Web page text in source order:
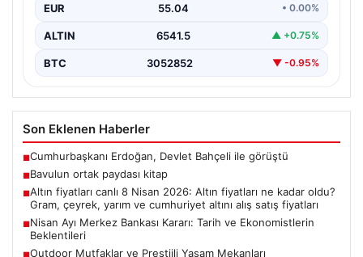
EUR 55.04 • 0.00%
ALTIN 6541.5 ▲ +0.75%
BTC 3052852 ▼ -0.95%
Son Eklenen Haberler
■Cumhurbaşkanı Erdoğan, Devlet Bahçeli ile görüştü
■Bavulun ortak paydası kitap
■Altın fiyatları canlı 8 Nisan 2026: Altın fiyatları ne kadar oldu?
Gram, çeyrek, yarım ve cumhuriyet altını alış satış fiyatları
■Nisan Ayı Merkez Bankası Kararı: Tarih ve Ekonomistlerin
Beklentileri
■Outdoor Mutfaklar ve Prestijli Yaşam Mekanları